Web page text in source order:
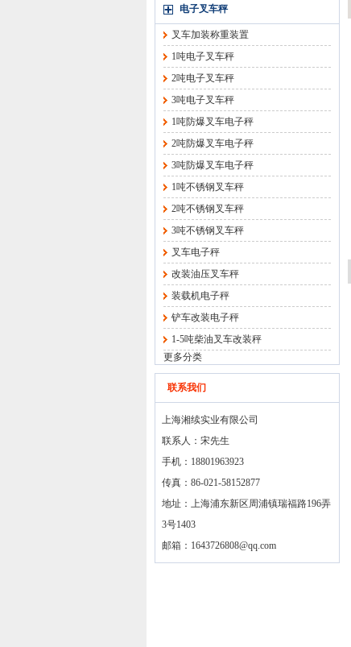
电子叉车秤
叉车加装称重装置
1吨电子叉车秤
2吨电子叉车秤
3吨电子叉车秤
1吨防爆叉车电子秤
2吨防爆叉车电子秤
3吨防爆叉车电子秤
1吨不锈钢叉车秤
2吨不锈钢叉车秤
3吨不锈钢叉车秤
叉车电子秤
改装油压叉车秤
装载机电子秤
铲车改装电子秤
1-5吨柴油叉车改装秤
更多分类
联系我们
上海湘续实业有限公司
联系人：宋先生
手机：18801963923
传真：86-021-58152877
地址：上海浦东新区周浦镇瑞福路196弄
3号1403
邮箱： 1643726808@qq.com